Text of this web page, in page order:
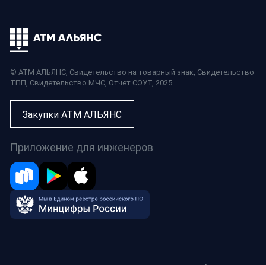
© АТМ АЛЬЯНС, Свидетельство на товарный знак, Свидетельство
ТПП, Свидетельство МЧС, Отчет СОУТ, 2025
Закупки АТМ АЛЬЯНС
Приложение для инженеров